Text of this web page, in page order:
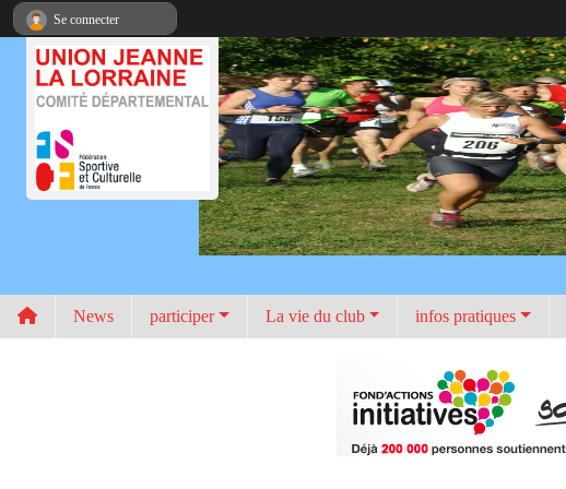
News participer La vie du club infos pratiques
Se connecter
Panneau de gestion des cookies